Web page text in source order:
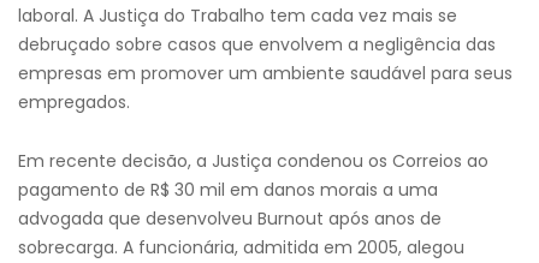
laboral. A Justiça do Trabalho tem cada vez mais se
debruçado sobre casos que envolvem a negligência das
empresas em promover um ambiente saudável para seus
empregados.
Em recente decisão, a Justiça condenou os Correios ao
pagamento de R$ 30 mil em danos morais a uma
advogada que desenvolveu Burnout após anos de
sobrecarga. A funcionária, admitida em 2005, alegou